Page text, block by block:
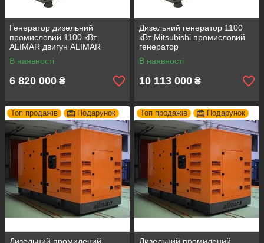
Генератор дизельний
промисловий 1100 кВт
ALIMAR двигун ALIMAR
трифазний. Дизельна
електростанція
В наявності
6 820 000 ₴
Дизельний генератор 1100
кВт Mitsubishi промисловий
генератор
В наявності
10 113 000 ₴
Топ продажів Подарунок Топ продажів Подарунок